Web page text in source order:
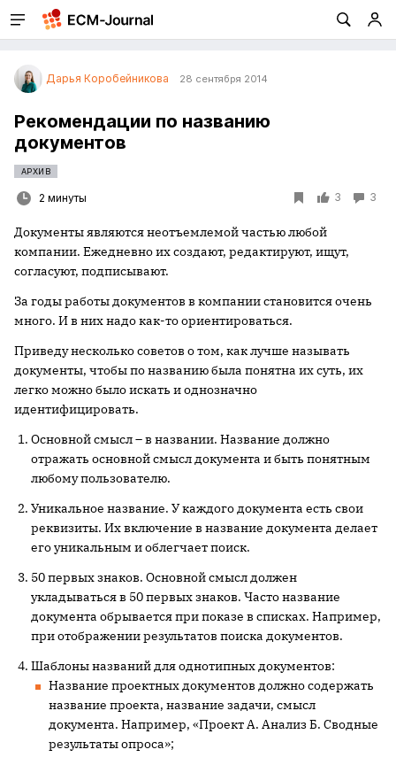
Дарья Коробейникова 28 сентября 2014
Рекомендации по названию
документов
АРХИВ
2 минуты 3 3
Документы являются неотъемлемой частью любой
компании. Ежедневно их создают, редактируют, ищут,
согласуют, подписывают.
За годы работы документов в компании становится очень
много. И в них надо как-то ориентироваться.
Приведу несколько советов о том, как лучше называть
документы, чтобы по названию была понятна их суть, их
легко можно было искать и однозначно
идентифицировать.
Основной смысл – в названии. Название должно
отражать основной смысл документа и быть понятным
любому пользователю.
Уникальное название. У каждого документа есть свои
реквизиты. Их включение в название документа делает
его уникальным и облегчает поиск.
50 первых знаков. Основной смысл должен
укладываться в 50 первых знаков. Часто название
документа обрывается при показе в списках. Например,
при отображении результатов поиска документов.
Шаблоны названий для однотипных документов:
Название проектных документов должно содержать
название проекта, название задачи, смысл
документа. Например, «Проект А. Анализ Б. Сводные
результаты опроса»;